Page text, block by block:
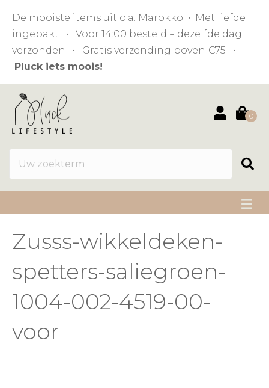
De mooiste items uit o.a. Marokko • Met liefde
ingepakt • Voor 14:00 besteld = dezelfde dag
verzonden • Gratis verzending boven €75 •
Pluck iets moois!
0
Zusss-wikkeldeken-
spetters-saliegroen-
1004-002-4519-00-
voor